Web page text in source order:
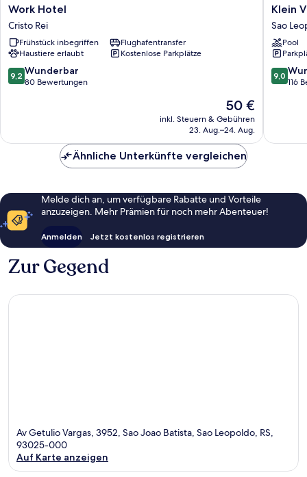
Work
Hotel
Cristo
Rei
Work Hotel
Cristo Rei
Frühstück inbegriffen
Flughafentransfer
Haustiere erlaubt
Kostenlose Parkplätze
9.2
von
9,2 Wunderbar
80 Bewertungen
Der
Preis
beträgt
50 €
inkl. Steuern & Gebühren
23. Aug.–24. Aug.
Klein
Ville
São
Sao
Centro
Klein
Sao
Pool
9.0
von
9,0
116
Ähnliche Unterkünfte vergleichen
Melde dich an, um verfügbare Rabatte und Vorteile
anzuzeigen. Mehr Prämien für noch mehr Abenteuer!
Anmelden Jetzt kostenlos registrieren
Zur Gegend
Av Getulio Vargas, 3952, Sao Joao Batista, Sao Leopoldo, RS,
93025-000
Auf Karte anzeigen